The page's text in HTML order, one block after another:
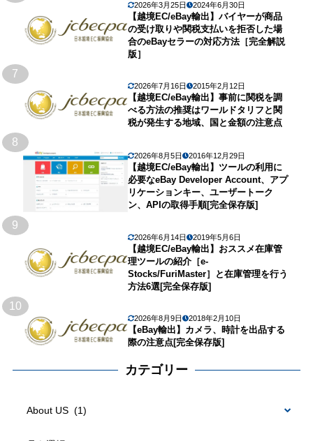
2026年3月25日 2024年6月30日
【越境EC/eBay輸出】バイヤーが商品
の受け取りや関税支払いを拒否した場
合のeBayセラーの対応方法［完全解説
版］
7
2026年7月16日 2015年2月12日
【越境EC/eBay輸出】事前に関税を調
べる方法の推奨はワールドタリフと関
税が発生する地域、国と金額の注意点
8
2026年8月5日 2016年12月29日
【越境EC/eBay輸出】ツールの利用に
必要なeBay Developer Account、アプ
リケーションキー、ユーザートーク
ン、APIの取得手順[完全保存版]
9
2026年6月14日 2019年5月6日
【越境EC/eBay輸出】おススメ在庫管
理ツールの紹介［e-
Stocks/FuriMaster］と在庫管理を行う
方法6選[完全保存版]
10
2026年8月9日 2018年2月10日
【eBay輸出】カメラ、時計を出品する
際の注意点[完全保存版]
カテゴリー